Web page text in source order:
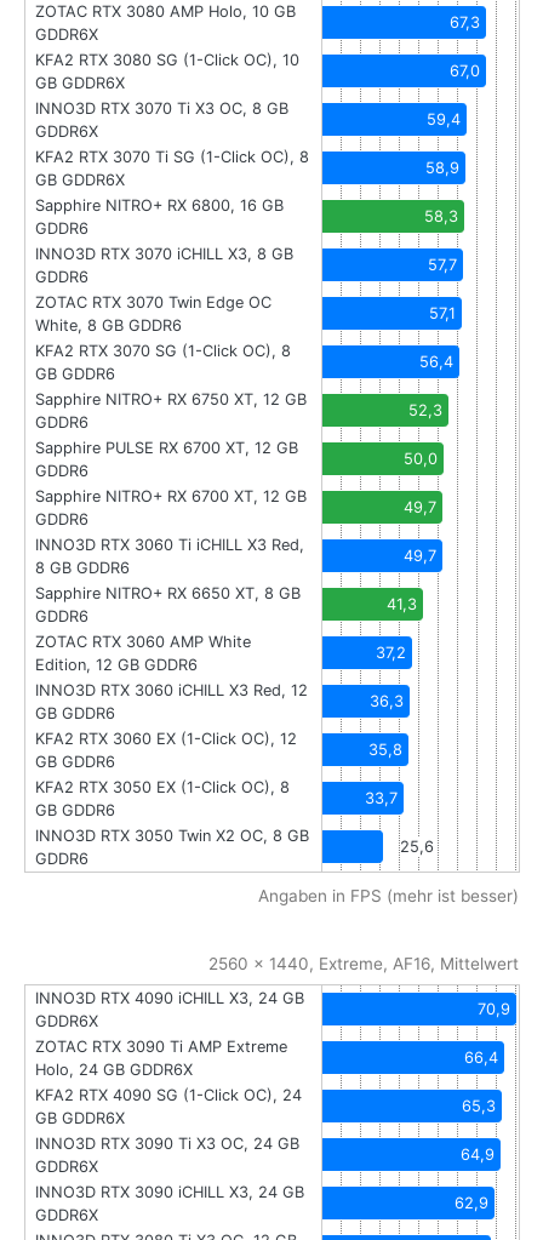
ZOTAC RTX 3080 AMP Holo, 10 GB
GDDR6X
67,3
KFA2 RTX 3080 SG (1-Click OC), 10
GB GDDR6X
67,0
INNO3D RTX 3070 Ti X3 OC, 8 GB
GDDR6X
59,4
KFA2 RTX 3070 Ti SG (1-Click OC), 8
GB GDDR6X
58,9
Sapphire NITRO+ RX 6800, 16 GB
GDDR6
58,3
INNO3D RTX 3070 iCHILL X3, 8 GB
GDDR6
57,7
ZOTAC RTX 3070 Twin Edge OC
White, 8 GB GDDR6
57,1
KFA2 RTX 3070 SG (1-Click OC), 8
GB GDDR6
56,4
Sapphire NITRO+ RX 6750 XT, 12 GB
GDDR6
52,3
Sapphire PULSE RX 6700 XT, 12 GB
GDDR6
50,0
Sapphire NITRO+ RX 6700 XT, 12 GB
GDDR6
49,7
INNO3D RTX 3060 Ti iCHILL X3 Red,
8 GB GDDR6
49,7
Sapphire NITRO+ RX 6650 XT, 8 GB
GDDR6
41,3
ZOTAC RTX 3060 AMP White
Edition, 12 GB GDDR6
37,2
INNO3D RTX 3060 iCHILL X3 Red, 12
GB GDDR6
36,3
KFA2 RTX 3060 EX (1-Click OC), 12
GB GDDR6
35,8
KFA2 RTX 3050 EX (1-Click OC), 8
GB GDDR6
33,7
INNO3D RTX 3050 Twin X2 OC, 8 GB
GDDR6
25,6
Angaben in FPS (mehr ist besser)
2560 x 1440, Extreme, AF16, Mittelwert
INNO3D RTX 4090 iCHILL X3, 24 GB
GDDR6X
70,9
ZOTAC RTX 3090 Ti AMP Extreme
Holo, 24 GB GDDR6X
66,4
KFA2 RTX 4090 SG (1-Click OC), 24
GB GDDR6X
65,3
INNO3D RTX 3090 Ti X3 OC, 24 GB
GDDR6X
64,9
INNO3D RTX 3090 iCHILL X3, 24 GB
GDDR6X
62,9